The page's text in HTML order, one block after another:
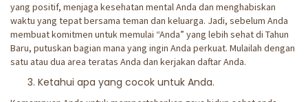
yang positif, menjaga kesehatan mental Anda dan menghabiskan
waktu yang tepat bersama teman dan keluarga. Jadi, sebelum Anda
membuat komitmen untuk memulai “Anda” yang lebih sehat di Tahun
Baru, putuskan bagian mana yang ingin Anda perkuat. Mulailah dengan
satu atau dua area teratas Anda dan kerjakan daftar Anda.
Ketahui apa yang cocok untuk Anda.